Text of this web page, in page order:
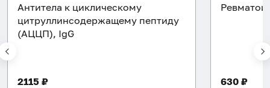
Антитела к циклическому
цитруллинсодержащему пептиду
(АЦЦП), IgG
2115 ₽ 630 ₽